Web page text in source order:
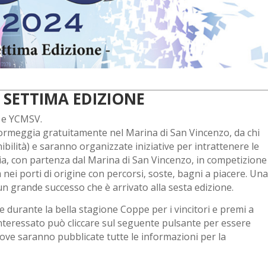
EDIZIONE
YCMSV.
gratuitamente nel Marina di San Vincenzo, da chi
e saranno organizzate iniziative per intrattenere le
con partenza dal Marina di San Vincenzo, in competizione
porti di origine con percorsi, soste, bagni a piacere. Una
grande successo che è arrivato alla sesta edizione.
durante la bella stagione Coppe per i vincitori e premi a
può cliccare sul seguente pulsante per essere
saranno pubblicate tutte le informazioni per la